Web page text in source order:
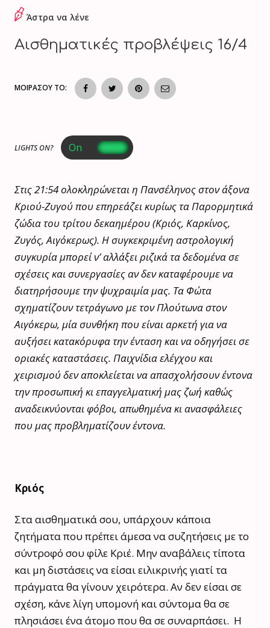
Άστρα να λένε
Αισθηματικές προβλέψεις 16/4
ΜΟΙΡΑΣΟΥ ΤΟ:
LIGHTS ON?
Στις 21:54 ολοκληρώνεται η Πανσέληνος στον άξονα
Κριού-Ζυγού που επηρεάζει κυρίως τα Παρορμητικά
ζώδια του τρίτου δεκαημέρου (Κριός, Καρκίνος,
Ζυγός, Αιγόκερως). Η συγκεκριμένη αστρολογική
συγκυρία μπορεί ν’ αλλάξει ριζικά τα δεδομένα σε
σχέσεις και συνεργασίες αν δεν καταφέρουμε να
διατηρήσουμε την ψυχραιμία μας. Τα Φώτα
σχηματίζουν τετράγωνο με τον Πλούτωνα στον
Αιγόκερω, μία συνθήκη που είναι αρκετή για να
αυξήσει κατακόρυφα την ένταση και να οδηγήσει σε
οριακές καταστάσεις. Παιχνίδια ελέγχου και
χειρισμού δεν αποκλείεται να απασχολήσουν έντονα
την προσωπική κι επαγγελματική μας ζωή καθώς
αναδεικνύονται φόβοι, απωθημένα κι ανασφάλειες
που μας προβληματίζουν έντονα.
Κριός
Στα αισθηματικά σου, υπάρχουν κάποια
ζητήματα που πρέπει άμεσα να συζητήσεις με το
σύντροφό σου φίλε Κριέ. Μην αναβάλεις τίποτα
και μη διστάσεις να είσαι ειλικρινής γιατί τα
πράγματα θα γίνουν χειρότερα. Αν δεν είσαι σε
σχέση, κάνε λίγη υπομονή και σύντομα θα σε
πλησιάσει ένα άτομο που θα σε συναρπάσει. Η